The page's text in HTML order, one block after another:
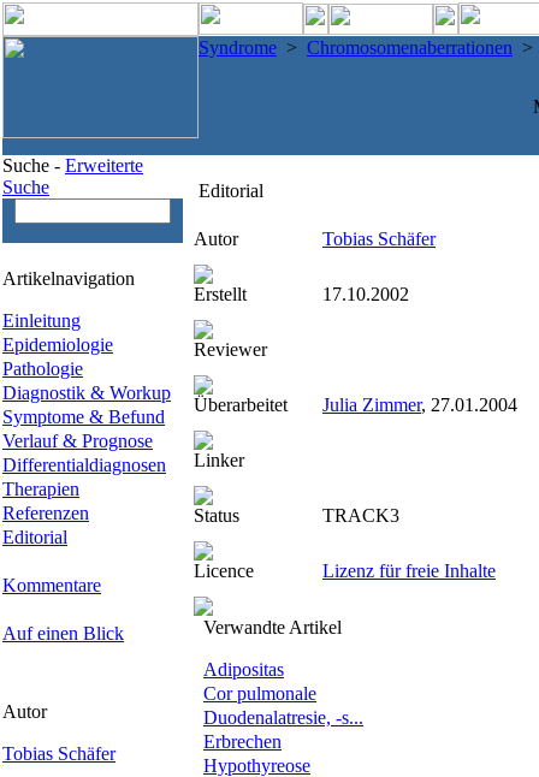
Syndrome > Chromosomenaberrationen
Suche - Erweiterte
Suche
Artikelnavigation
Einleitung
Epidemiologie
Pathologie
Diagnostik & Workup
Symptome & Befund
Verlauf & Prognose
Differentialdiagnosen
Therapien
Referenzen
Editorial
Kommentare
Auf einen Blick
Autor
Tobias Schäfer
Editorial
Autor Tobias Schäfer
Erstellt 17.10.2002
Reviewer
Überarbeitet Julia Zimmer, 27.01.2004
Linker
Status TRACK3
Licence Lizenz für freie Inhalte
Verwandte Artikel
Adipositas
Cor pulmonale
Duodenalatresie, -s...
Erbrechen
Hypothyreose